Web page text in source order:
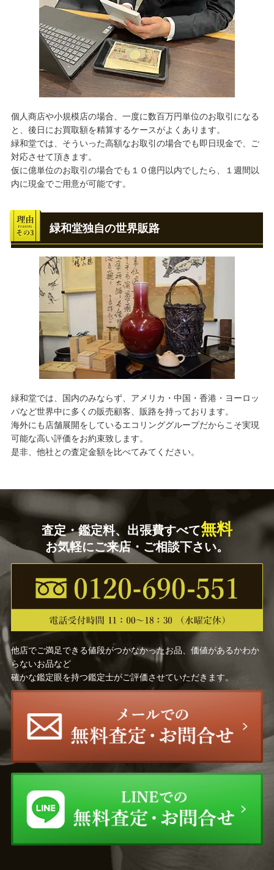
個人商店や小規模店の場合、一度に数百万円単位のお取引になる
と、後日にお買取額を精算するケースがよくあります。
緑和堂では、そういった高額なお取引の場合でも即日現金で、ご
対応させて頂きます。
仮に億単位のお取引の場合でも１０億円以内でしたら、１週間以
内に現金でご用意が可能です。
緑和堂独自の世界販路
緑和堂では、国内のみならず、アメリカ・中国・香港・ヨーロッ
パなど世界中に多くの販売顧客、販路を持っております。
海外にも店舗展開をしているエコリンググループだからこそ実現
可能な高い評価をお約束致します。
是非、他社との査定金額を比べてみてください。
査定・鑑定料、出張費すべて無料
お気軽にご来店・ご相談下さい。
他店でご満足できる値段がつかなかったお品、価値があるかわか
らないお品など
確かな鑑定眼を持つ鑑定士がご評価させていただきます。